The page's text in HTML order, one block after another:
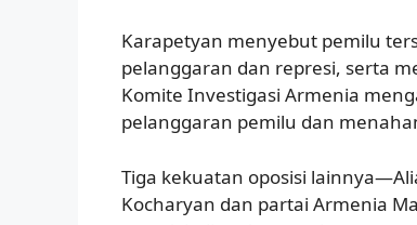
Karapetyan menyebut pemilu
pelanggaran dan represi, serta
Komite Investigasi Armenia
pelanggaran pemilu dan
Tiga kekuatan oposisi
Kocharyan dan partai Armenia